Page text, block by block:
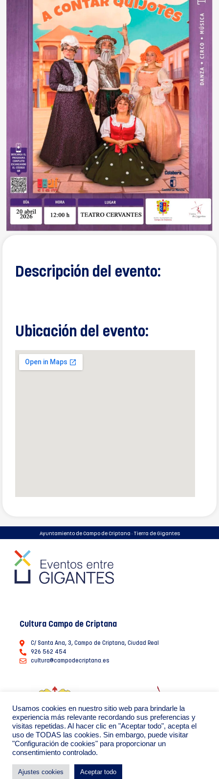
Descripción del evento:
Ubicación del evento:
Ayuntamiento de Campo de Criptana · Tierra de Gigantes
Cultura Campo de Criptana
C/ Santa Ana, 3, Campo de Criptana, Ciudad Real
926 562 454
cultura@campodecriptana.es
Ayuntamiento de Campo de Criptana 2022
Política de Privacidad de datos Política de Cookies
Usamos cookies en nuestro sitio web para brindarle la
experiencia más relevante recordando sus preferencias y
visitas repetidas. Al hacer clic en "Aceptar todo", acepta el
uso de TODAS las cookies. Sin embargo, puede visitar
"Configuración de cookies" para proporcionar un
consentimiento controlado.
Ajustes cookies Aceptar todo